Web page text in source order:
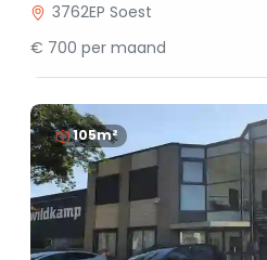
3762EP Soest
€ 700 per maand
105m²